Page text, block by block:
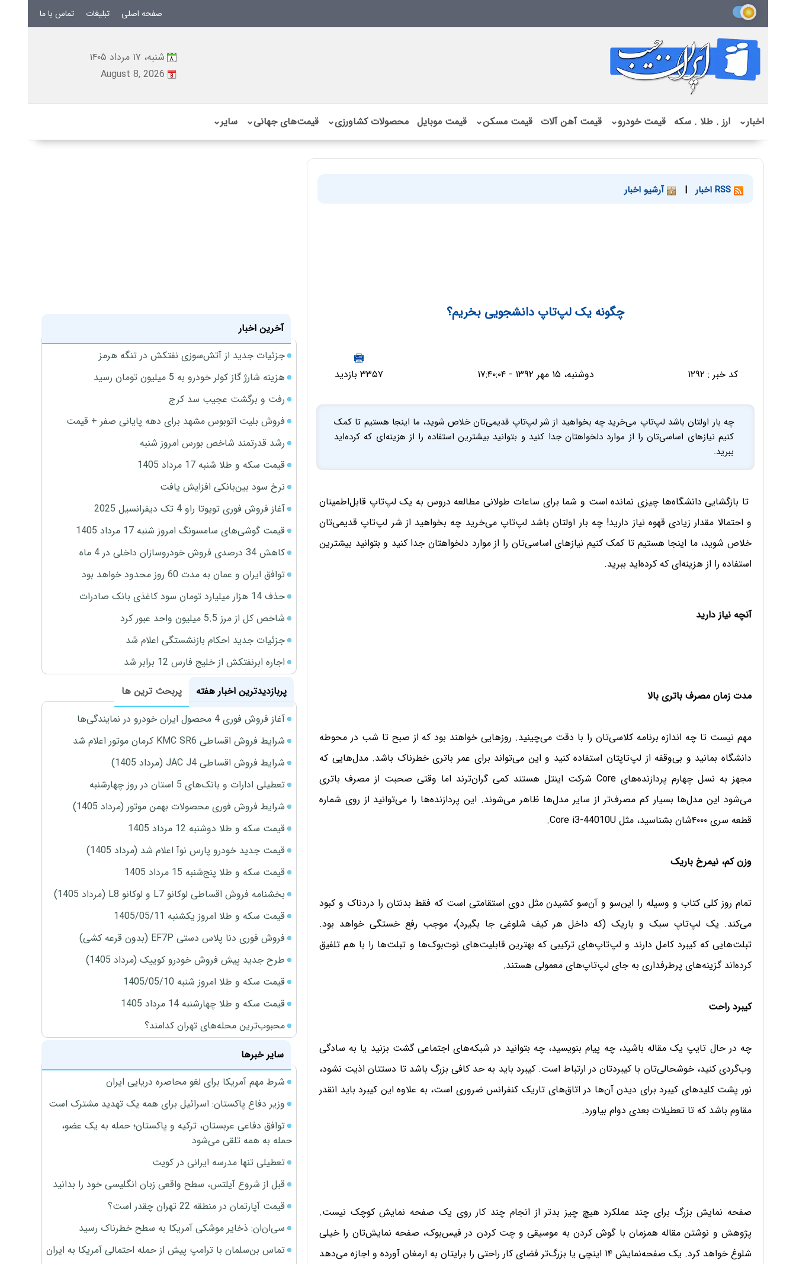
صفحه اصلی تبلیغات تماس با ما
شنبه، ۱۷ مرداد ۱۴۰۵
August 8, 2026
اخبار⌄ ارز . طلا . سکه قیمت خودرو⌄ قیمت آهن آلات قیمت مسکن⌄ قیمت موبایل محصولات کشاورزی⌄ قیمت‌های جهانی⌄ سایر⌄
| آرشیو اخبار
چگونه یک لپ‌تاپ دانشجویی بخریم؟
کد خبر : ۱۲۹۲ دوشنبه، ۱۵ مهر ۱۳۹۲ - ۱۷:۴۰:۰۴ ۳۳۵۷ بازدید
چه بار اولتان باشد لپ‌تاپ می‌خرید چه بخواهید از شر لپ‌تاپ قدیمی‌تان خلاص شوید، ما اینجا هستیم تا کمک
کنیم نیازهای اساسی‌تان را از موارد دلخواهتان جدا کنید و بتوانید بیشترین استفاده را از هزینه‌ای که کرده‌اید
ببرید.
تا بازگشایی دانشگاه‌ها چیزی نمانده است و شما برای ساعات طولانی مطالعه دروس به یک لپ‌تاپ قابل‌اطمینان
و احتمالا مقدار زیادی قهوه نیاز دارید! چه بار اولتان باشد لپ‌تاپ می‌خرید چه بخواهید از شر لپ‌تاپ قدیمی‌تان
خلاص شوید، ما اینجا هستیم تا کمک کنیم نیازهای اساسی‌تان را از موارد دلخواهتان جدا کنید و بتوانید بیشترین
استفاده را از هزینه‌ای که کرده‌اید ببرید.
آنچه نیاز دارید
مدت زمان مصرف باتری بالا
مهم نیست تا چه اندازه برنامه کلاسی‌تان را با دقت می‌چینید. روزهایی خواهند بود که از صبح تا شب در محوطه
دانشگاه بمانید و بی‌وقفه از لپ‌تاپتان استفاده کنید و این می‌تواند برای عمر باتری خطرناک باشد. مدل‌هایی که
مجهز به نسل چهارم پردازنده‌های Core شرکت اینتل هستند کمی گران‌تر‌‌ند اما وقتی صحبت از مصرف باتری
می‌شود این مدل‌ها بسیار کم مصرف‌تر از سایر مدل‌ها ظاهر می‌شوند. این پردازنده‌ها را می‌توانید از روی شماره
قطعه سری ۴۰۰۰شان بشناسید، مثل Core i3-44010U.
وزن کم، نیمرخ باریک
تمام روز کلی کتاب و وسیله را این‌سو و آن‌سو کشیدن مثل دوی استقامتی است که فقط بدنتان را دردناک و کبود
می‌کند. یک لپ‌تاپ سبک و باریک (که داخل هر کیف شلوغی جا بگیرد)، موجب رفع خستگی خواهد بود.
تبلت‌هایی که کیبرد کامل دارند و لپ‌تاپ‌های ترکیبی که بهترین قابلیت‌های نوت‌بوک‌ها و تبلت‌ها را با هم تلفیق
کرده‌اند گزینه‌های پرطرفداری به جای لپ‌تاپ‌های معمولی هستند.
کیبرد راحت
چه در حال تایپ یک مقاله باشید، چه پیام‌‌ بنویسید، چه بتوانید در شبکه‌های اجتماعی گشت بزنید یا به سادگی
وب‌گردی ‌کنید، خوشحالی‌تان با کیبردتان در ارتباط است. کیبرد باید به حد کافی بزرگ باشد تا دستتان اذیت نشود،
نور پشت کلیدهای کیبرد برای دیدن آن‌ها در اتاق‌های تاریک کنفرانس ضروری است، به علاوه این کیبرد باید انقدر
مقاوم باشد که تا تعطیلات بعدی دوام بیاورد.
صفحه نمایش بزرگ برای چند عملکرد هیچ چیز بدتر از انجام چند کار روی یک صفحه نمایش کوچک نیست.
پژوهش و نوشتن مقاله همزمان با گوش کردن به موسیقی و چت کردن در فیس‌بوک، صفحه نمایش‌تان را خیلی
شلوغ خواهد کرد. یک صفحه‌نمایش ۱۴ اینچی یا بزرگ‌تر فضای کار راحتی را برایتان به ارمغان آورده و اجازه می‌دهد
آخرین اخبار
جزئیات جدید از آتش‌سوزی نفتکش در تنگه هرمز
هزینه شارژ گاز کولر خودرو به 5 میلیون تومان رسید
رفت و برگشت عجیب سد کرج
فروش بلیت اتوبوس مشهد برای دهه پایانی صفر + قیمت
رشد قدرتمند شاخص بورس امروز شنبه
قیمت سکه و طلا شنبه 17 مرداد 1405
نرخ سود بین‌بانکی افزایش یافت
آغاز فروش فوری تویوتا راو 4 تک دیفرانسیل 2025
قیمت گوشی‌های سامسونگ امروز شنبه 17 مرداد 1405
کاهش 34 درصدی فروش خودروسازان داخلی در 4 ماه
توافق ایران و عمان به مدت 60 روز محدود خواهد بود
حذف 14 هزار میلیارد تومان سود کاغذی بانک صادرات
شاخص کل از مرز 5.5 میلیون واحد عبور کرد
جزئیات جدید احکام بازنشستگی اعلام شد
اجاره ابرنفتکش از خلیج فارس 12 برابر شد
پربازدیدترین اخبار هفته
پربحث ترین ها
آغاز فروش فوری 4 محصول ایران خودرو در نمایندگی‌ها
شرایط فروش اقساطی KMC SR6 کرمان موتور اعلام شد
شرایط فروش اقساطی JAC J4 (مرداد 1405)
تعطیلی ادارات و بانک‌های 5 استان در روز چهارشنبه
شرایط فروش فوری محصولات بهمن موتور (مرداد 1405)
قیمت سکه و طلا دوشنبه 12 مرداد 1405
قیمت جدید خودرو پارس نوآ اعلام شد (مرداد 1405)
قیمت سکه و طلا پنج‌شنبه 15 مرداد 1405
بخشنامه فروش اقساطی لوکانو L7 و لوکانو L8 (مرداد 1405)
قیمت سکه و طلا امروز یکشنبه 1405/05/11
فروش فوری دنا پلاس دستی EF7P (بدون قرعه کشی)
طرح جدید پیش فروش خودرو کوییک (مرداد 1405)
قیمت سکه و طلا امروز شنبه 1405/05/10
قیمت سکه و طلا چهارشنبه 14 مرداد 1405
محبوب‌ترین محله‌های تهران کدامند؟
سایر خبرها
شرط مهم آمریکا برای لغو محاصره دریایی ایران
وزیر دفاع پاکستان: اسرائیل برای همه یک تهدید مشترک است
توافق دفاعی عربستان، ترکیه و پاکستان؛ حمله به یک عضو،
حمله به همه تلقی می‌شود
تعطیلی تنها مدرسه ایرانی در کویت
قبل از شروع آیلتس، سطح واقعی زبان انگلیسی خود را بدانید
قیمت آپارتمان در منطقه 22 تهران چقدر است؟
سی‌ان‌ان: ذخایر موشکی آمریکا به سطح خطرناک رسید
تماس بن‌سلمان با ترامپ پیش از حمله احتمالی آمریکا به ایران